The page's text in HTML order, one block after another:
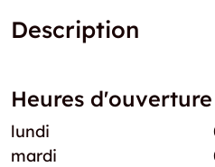
Description
Heures
lundi
mardi